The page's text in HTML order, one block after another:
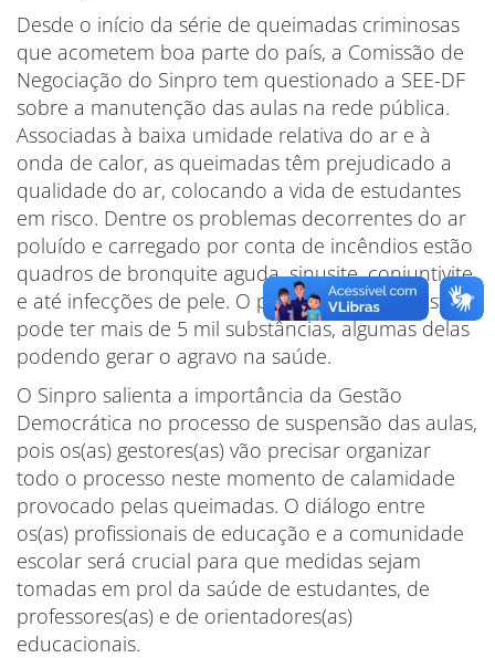
Desde o início da série de queimadas criminosas
que acometem boa parte do país, a Comissão de
Negociação do Sinpro tem questionado a SEE-DF
sobre a manutenção das aulas na rede pública.
Associadas à baixa umidade relativa do ar e à
onda de calor, as queimadas têm prejudicado a
qualidade do ar, colocando a vida de estudantes
em risco. Dentre os problemas decorrentes do ar
poluído e carregado por conta de incêndios estão
quadros de bronquite aguda, sinusite, conjuntivite
e até infecções de pele. O produto da combustão
pode ter mais de 5 mil substâncias, algumas delas
podendo gerar o agravo na saúde.
O Sinpro salienta a importância da Gestão
Democrática no processo de suspensão das aulas,
pois os(as) gestores(as) vão precisar organizar
todo o processo neste momento de calamidade
provocado pelas queimadas. O diálogo entre
os(as) profissionais de educação e a comunidade
escolar será crucial para que medidas sejam
tomadas em prol da saúde de estudantes, de
professores(as) e de orientadores(as)
educacionais.